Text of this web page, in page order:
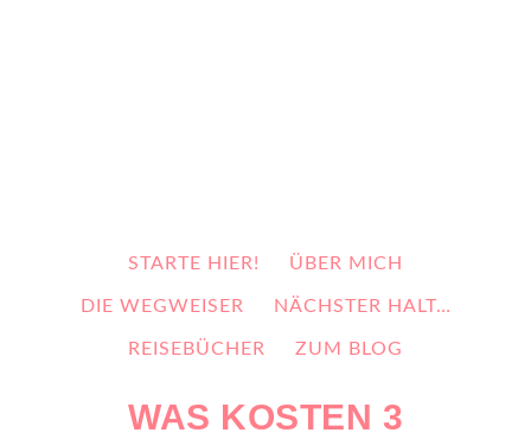
STARTE HIER! ÜBER MICH
DIE WEGWEISER NÄCHSTER HALT…
REISEBÜCHER ZUM BLOG
WAS KOSTEN 3